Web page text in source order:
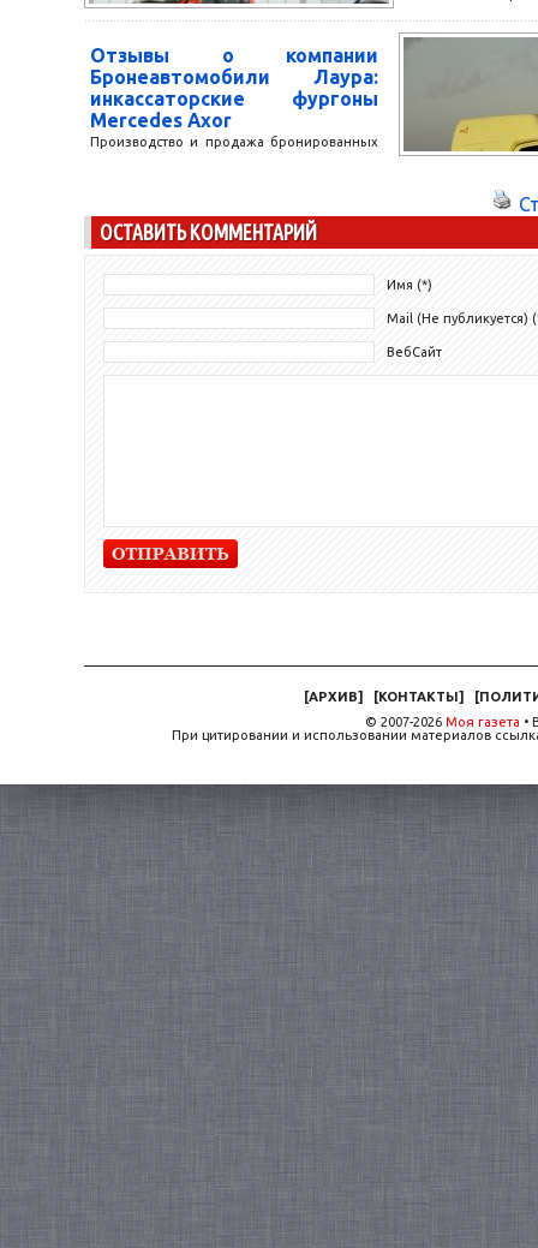
Отзывы о компании
Бронеавтомобили Лаура:
инкассаторские фургоны
Mercedes Axor
Производство и продажа бронированных
основанной в 1989 году. На...
ОСТАВИТЬ КОММЕНТАРИЙ
Имя (*)
Mail (Не публикуется)
ВебСайт
[АРХИВ] [КОНТАКТЫ] [
© 2007-2026 Моя газета •
При цитировании и использовании материалов